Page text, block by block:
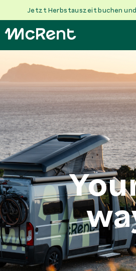
Jetzt Herbstauszeit buchen und